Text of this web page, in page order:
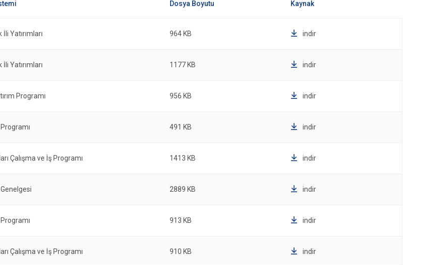
İli Yatırımları 964 KB indir
İli Yatırımları 1177 KB indir
Programı 956 KB indir
Programı 491 KB indir
Çalışma ve İş Programı 1413 KB indir
Genelgesi 2889 KB indir
Programı 913 KB indir
Çalışma ve İş Programı 910 KB indir